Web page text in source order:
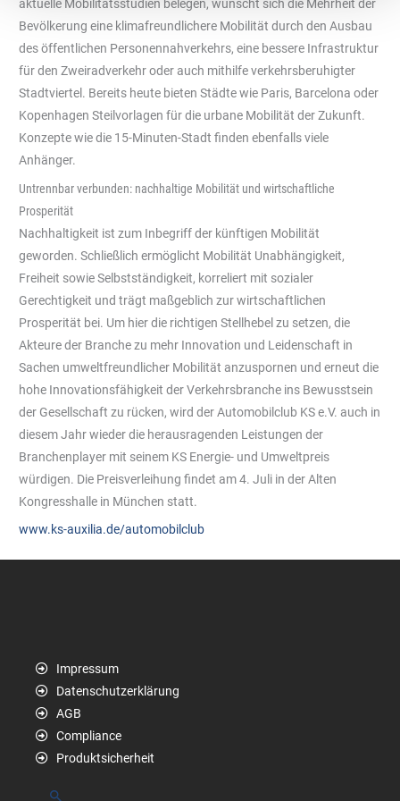
aktuelle Mobilitätsstudien belegen, wünscht sich die Mehrheit der
Bevölkerung eine klimafreundlichere Mobilität durch den Ausbau
des öffentlichen Personennahverkehrs, eine bessere Infrastruktur
für den Zweiradverkehr oder auch mithilfe verkehrsberuhigter
Stadtviertel. Bereits heute bieten Städte wie Paris, Barcelona oder
Kopenhagen Steilvorlagen für die urbane Mobilität der Zukunft.
Konzepte wie die 15-Minuten-Stadt finden ebenfalls viele
Anhänger.
Untrennbar verbunden: nachhaltige Mobilität und wirtschaftliche
Prosperität
Nachhaltigkeit ist zum Inbegriff der künftigen Mobilität
geworden. Schließlich ermöglicht Mobilität Unabhängigkeit,
Freiheit sowie Selbstständigkeit, korreliert mit sozialer
Gerechtigkeit und trägt maßgeblich zur wirtschaftlichen
Prosperität bei. Um hier die richtigen Stellhebel zu setzen, die
Akteure der Branche zu mehr Innovation und Leidenschaft in
Sachen umweltfreundlicher Mobilität anzuspornen und erneut die
hohe Innovationsfähigkeit der Verkehrsbranche ins Bewusstsein
der Gesellschaft zu rücken, wird der Automobilclub KS e.V. auch in
diesem Jahr wieder die herausragenden Leistungen der
Branchenplayer mit seinem KS Energie- und Umweltpreis
würdigen. Die Preisverleihung findet am 4. Juli in der Alten
Kongresshalle in München statt.
www.ks-auxilia.de/automobilclub
Impressum
Datenschutzerklärung
AGB
Compliance
Produktsicherheit
Suchen